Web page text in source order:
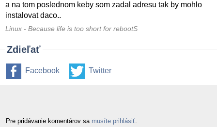
a na tom poslednom keby som zadal adresu tak by mohlo
instalovat daco..
Linux - Because life is too short for rebootS
Zdieľať
Facebook Twitter
Pre pridávanie komentárov sa musíte prihlásiť